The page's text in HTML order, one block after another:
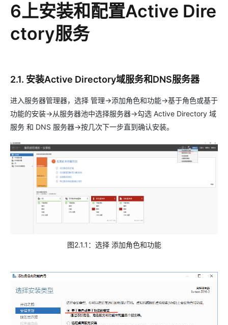
6上安装和配置Active Dire
ctory服务
2.1. 安装Active Directory域服务和DNS服务器
进入服务器管理器，选择 管理->添加角色和功能->基于角色或基于
功能的安装->从服务器池中选择服务器->勾选 Active Directory 域
服务 和 DNS 服务器->按几次下一步直到确认安装。
图2.1.1：选择 添加角色和功能